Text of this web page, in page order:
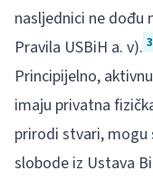
nasljednici ne dođu
Pravila USBiH a. v).
Principijelno,
imaju privatna
prirodi stvari, mogu
slobode iz Ustava